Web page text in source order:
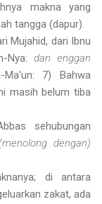
makna yang
tangga (dapur).
Mujahid, dari Ibnu
Nya: dan enggan
Ma'un: 7) Bahwa
masih belum tiba
sehubungan
dengan)
di antara
zakat, ada